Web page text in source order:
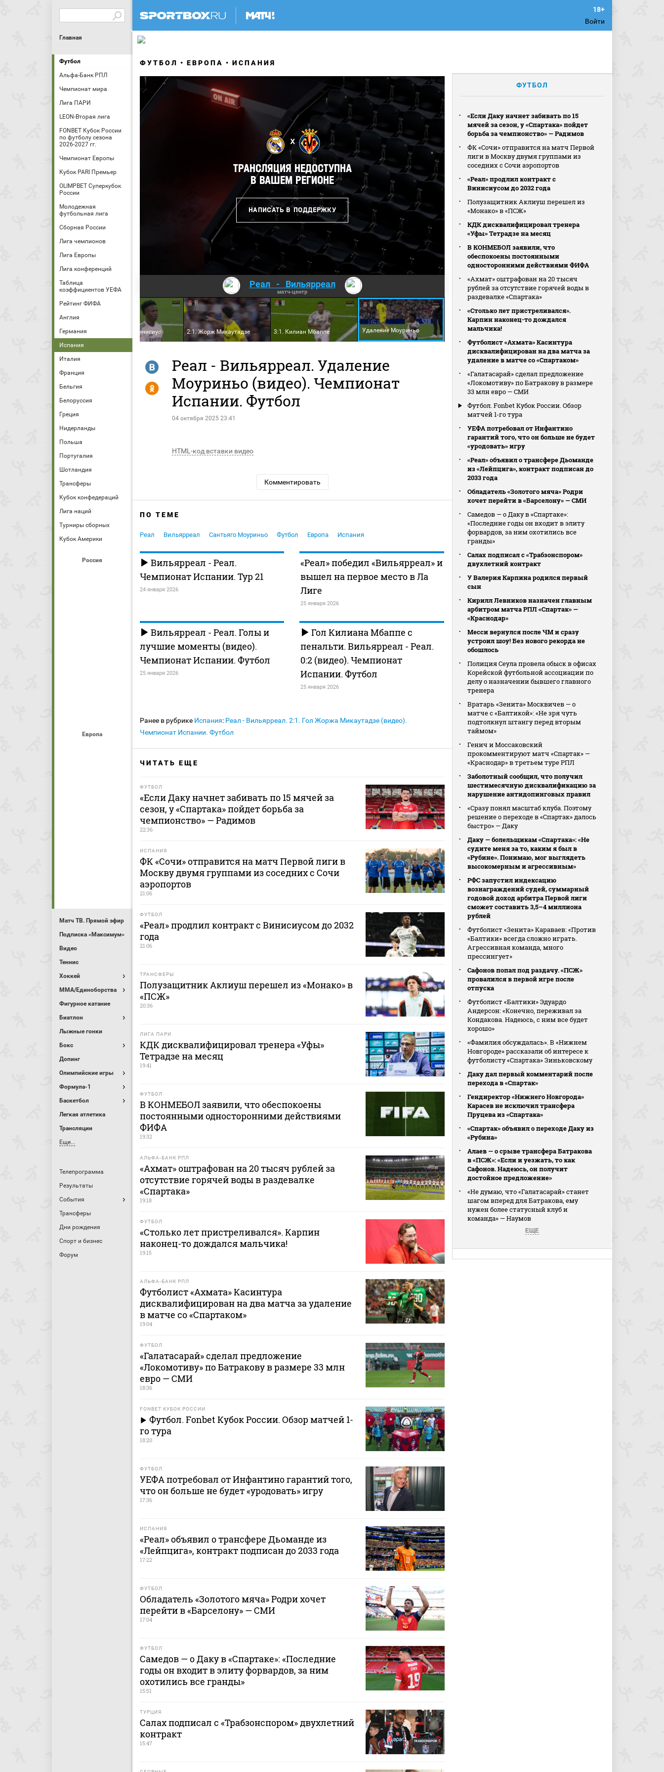
Войти
Главная
Футбол
Альфа-Банк РПЛ
Чемпионат мира
Лига ПАРИ
LEON-Вторая лига
FONBET Кубок России
по футболу сезона
2026-2027 гг.
Чемпионат Европы
Кубок PARI Премьер
OLIMPBET Суперкубок
России
Молодежная
футбольная лига
Сборная России
Лига чемпионов
Лига Европы
Лига конференций
Таблица
коэффициентов УЕФА
Рейтинг ФИФА
Англия
Германия
Испания
Италия
Франция
Бельгия
Белоруссия
Греция
Нидерланды
Польша
Португалия
Шотландия
Трансферы
Кубок конфедераций
Лига наций
Турниры сборных
Кубок Америки
Россия
Европа
Матч ТВ. Прямой эфир
Подписка «Максимум»
Видео
Теннис
Хоккей
MMA/Единоборства
Фигурное катание
Биатлон
Лыжные гонки
Бокс
Допинг
Олимпийские игры
Формула-1
Баскетбол
Легкая атлетика
Трансляции
Еще...
Телепрограмма
Результаты
События
Трансферы
Дни рождения
Спорт и бизнес
Форум
ФУТБОЛ ЕВРОПА ИСПАНИЯ
Реал - Вильярреал
матч-центр
1:0. Жуниор Винисиус 2:0. Жуниор Винисиус 2:1. Жорж Микаутадзе 3:1. Килиан Мбаппе Удаление Моуриньо
Реал - Вильярреал. Удаление
Моуриньо (видео). Чемпионат
Испании. Футбол
04 октября 2025 23:41
R
Y
HTML-код вставки видео
Комментировать
ПО ТЕМЕ
Реал Вильярреал Сантьяго Моуриньо Футбол Европа Испания
Вильярреал - Реал.
Чемпионат Испании. Тур 21
24 января 2026
«Реал» победил «Вильярреал» и
вышел на первое место в Ла
Лиге
25 января 2026
Вильярреал - Реал. Голы и
лучшие моменты (видео).
Чемпионат Испании. Футбол
25 января 2026
Гол Килиана Мбаппе с
пенальти. Вильярреал - Реал.
0:2 (видео). Чемпионат
Испании. Футбол
25 января 2026
Ранее в рубрике Испания: Реал - Вильярреал. 2:1. Гол Жоржа Микаутадзе (видео).
Чемпионат Испании. Футбол
ЧИТАТЬ ЕЩЕ
ФУТБОЛ
«Если Даку начнет забивать по 15 мячей за
сезон, у «Спартака» пойдет борьба за
чемпионство» — Радимов
22:36
ИСПАНИЯ
ФК «Сочи» отправится на матч Первой лиги в
Москву двумя группами из соседних с Сочи
аэропортов
21:06
ФУТБОЛ
«Реал» продлил контракт с Винисиусом до 2032
года
21:06
ТРАНСФЕРЫ
Полузащитник Аклиуш перешел из «Монако» в
«ПСЖ»
20:36
ЛИГА ПАРИ
КДК дисквалифицировал тренера «Уфы»
Тетрадзе на месяц
19:41
ФУТБОЛ
В КОНМЕБОЛ заявили, что обеспокоены
постоянными односторонними действиями
ФИФА
19:32
АЛЬФА-БАНК РПЛ
«Ахмат» оштрафован на 20 тысяч рублей за
отсутствие горячей воды в раздевалке
«Спартака»
19:18
ФУТБОЛ
«Столько лет пристреливался». Карпин
наконец-то дождался мальчика!
19:15
АЛЬФА-БАНК РПЛ
Футболист «Ахмата» Касинтура
дисквалифицирован на два матча за удаление
в матче со «Спартаком»
19:04
ФУТБОЛ
«Галатасарай» сделал предложение
«Локомотиву» по Батракову в размере 33 млн
евро — СМИ
18:36
FONBET КУБОК РОССИИ
Футбол. Fonbet Кубок России. Обзор матчей 1-
го тура
18:20
ФУТБОЛ
УЕФА потребовал от Инфантино гарантий того,
что он больше не будет «уродовать» игру
17:36
ИСПАНИЯ
«Реал» объявил о трансфере Дьоманде из
«Лейпцига», контракт подписан до 2033 года
17:22
ФУТБОЛ
Обладатель «Золотого мяча» Родри хочет
перейти в «Барселону» — СМИ
17:04
ФУТБОЛ
Самедов — о Даку в «Спартаке»: «Последние
годы он входит в элиту форвардов, за ним
охотились все гранды»
15:51
ТУРЦИЯ
Салах подписал с «Трабзонспором» двухлетний
контракт
15:47
ФУТБОЛ
«Если Даку начнет забивать по 15
мячей за сезон, у «Спартака» пойдет
борьба за чемпионство» — Радимов
ФК «Сочи» отправится на матч Первой
лиги в Москву двумя группами из
соседних с Сочи аэропортов
«Реал» продлил контракт с
Винисиусом до 2032 года
Полузащитник Аклиуш перешел из
«Монако» в «ПСЖ»
КДК дисквалифицировал тренера
«Уфы» Тетрадзе на месяц
В КОНМЕБОЛ заявили, что
обеспокоены постоянными
односторонними действиями ФИФА
«Ахмат» оштрафован на 20 тысяч
рублей за отсутствие горячей воды в
раздевалке «Спартака»
«Столько лет пристреливался».
Карпин наконец-то дождался
мальчика!
Футболист «Ахмата» Касинтура
дисквалифицирован на два матча за
удаление в матче со «Спартаком»
«Галатасарай» сделал предложение
«Локомотиву» по Батракову в размере
33 млн евро — СМИ
Футбол. Fonbet Кубок России. Обзор
матчей 1-го тура
УЕФА потребовал от Инфантино
гарантий того, что он больше не будет
«уродовать» игру
«Реал» объявил о трансфере Дьоманде
из «Лейпцига», контракт подписан до
2033 года
Обладатель «Золотого мяча» Родри
хочет перейти в «Барселону» — СМИ
Самедов — о Даку в «Спартаке»:
«Последние годы он входит в элиту
форвардов, за ним охотились все
гранды»
Салах подписал с «Трабзонспором»
двухлетний контракт
У Валерия Карпина родился первый
сын
Кирилл Левников назначен главным
арбитром матча РПЛ «Спартак» —
«Краснодар»
Месси вернулся после ЧМ и сразу
устроил шоу! Без нового рекорда не
обошлось
Полиция Сеула провела обыск в офисах
Корейской футбольной ассоциации по
делу о назначении бывшего главного
тренера
Вратарь «Зенита» Москвичев — о
матче с «Балтикой»: «Не зря чуть
подтолкнул штангу перед вторым
таймом»
Генич и Моссаковский
прокомментируют матч «Спартак» —
«Краснодар» в третьем туре РПЛ
Заболотный сообщил, что получил
шестимесячную дисквалификацию за
нарушение антидопинговых правил
«Сразу понял масштаб клуба. Поэтому
решение о переходе в «Спартак» далось
быстро» — Даку
Даку — болельщикам «Спартака»: «Не
судите меня за то, каким я был в
«Рубине». Понимаю, мог выглядеть
высокомерным и агрессивным»
РФС запустил индексацию
вознаграждений судей, суммарный
годовой доход арбитра Первой лиги
сможет составить 3,5–4 миллиона
рублей
Футболист «Зенита» Караваев: «Против
«Балтики» всегда сложно играть.
Агрессивная команда, много
прессингует»
Сафонов попал под раздачу. «ПСЖ»
провалился в первой игре после
отпуска
Футболист «Балтики» Эдуардо
Андерсон: «Конечно, переживал за
Кондакова. Надеюсь, с ним все будет
хорошо»
«Фамилия обсуждалась». В «Нижнем
Новгороде» рассказали об интересе к
футболисту «Спартака» Зиньковскому
Даку дал первый комментарий после
перехода в «Спартак»
Гендиректор «Нижнего Новгорода»
Карасев не исключил трансфера
Пруцева из «Спартака»
«Спартак» объявил о переходе Даку из
«Рубина»
Алаев — о срыве трансфера Батракова
в «ПСЖ»: «Если и уезжать, то как
Сафонов. Надеюсь, он получит
достойное предложение»
«Не думаю, что «Галатасарай» станет
шагом вперед для Батракова, ему
нужен более статусный клуб и
команда» — Наумов
ЕЩЕ